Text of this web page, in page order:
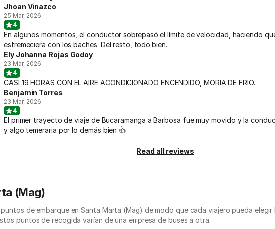
Jhoan Vinazco
25 Mar, 2026
4
En algunos momentos, el conductor sobrepasó el límite de velocidad, haciendo
estremeciera con los baches. Del resto, todo bien.
Ely Johanna Rojas Godoy
23 Mar, 2026
4
CASI 19 HORAS CON EL AIRE ACONDICIONADO ENCENDIDO, MORIA DE FRIO.
Benjamin Torres
23 Mar, 2026
4
El primer trayecto de viaje de Bucaramanga a Barbosa fue muy movido y la
y algo temeraria por lo demás bien 👍
Read all reviews
(Mag)
de embarque en Santa Marta (Mag) de modo que cada viajero pueda elegir
puntos de recogida varían de una empresa de buses a otra.